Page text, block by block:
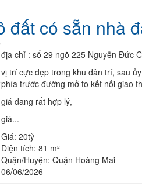
đất có sẵn nhà
địa chỉ : số 29 ngõ 225 Nguyễn Đức
vị trí cực đẹp trong khu dân trí, sau
phía trước đường mở to kết nối giao
giá đang rất hợp lý,
giá...
Giá:20tỷ
Diện tích:81 m²
Quận/Huyện:Quận Hoàng Mai
06/06/2026